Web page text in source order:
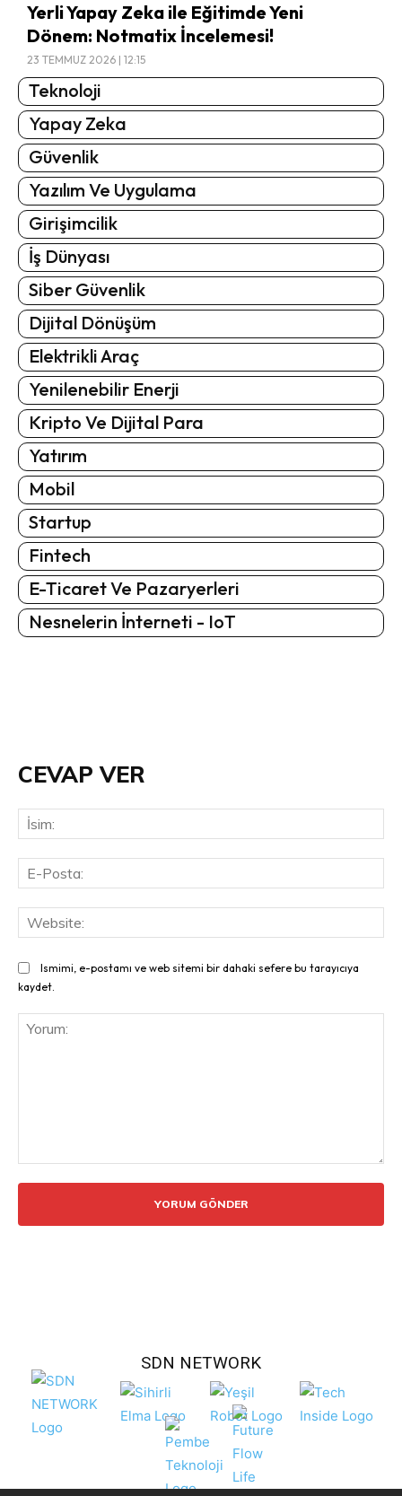
Yerli Yapay Zeka ile Eğitimde Yeni
Dönem: Notmatix İncelemesi!
23 TEMMUZ 2026 | 12:15
Teknoloji
Yapay Zeka
Güvenlik
Yazılım Ve Uygulama
Girişimcilik
İş Dünyası
Siber Güvenlik
Dijital Dönüşüm
Elektrikli Araç
Yenilenebilir Enerji
Kripto Ve Dijital Para
Yatırım
Mobil
Startup
Fintech
E-Ticaret Ve Pazaryerleri
Nesnelerin İnterneti - IoT
CEVAP VER
Ismimi, e-postamı ve web sitemi bir dahaki sefere bu tarayıcıya
kaydet.
SDN NETWORK